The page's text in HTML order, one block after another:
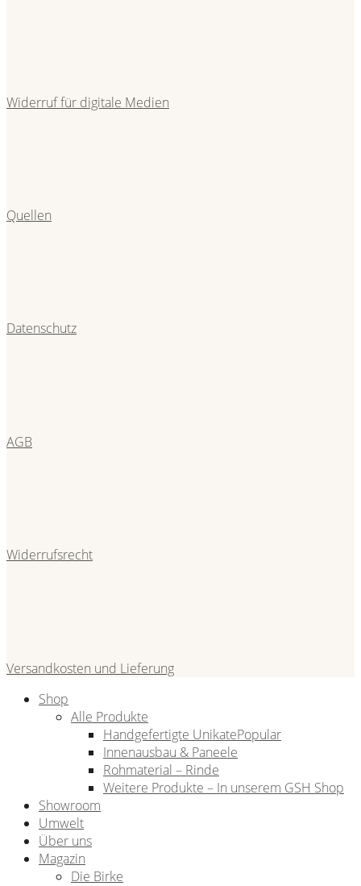
Widerruf für digitale Medien
Quellen
Datenschutz
AGB
Widerrufsrecht
Versandkosten und Lieferung
Shop
Alle Produkte
Handgefertigte Unikate
Innenausbau & Paneele
Rohmaterial – Rinde
Weitere Produkte – In unserem GSH Shop
Showroom
Umwelt
Über uns
Magazin
Die Birke